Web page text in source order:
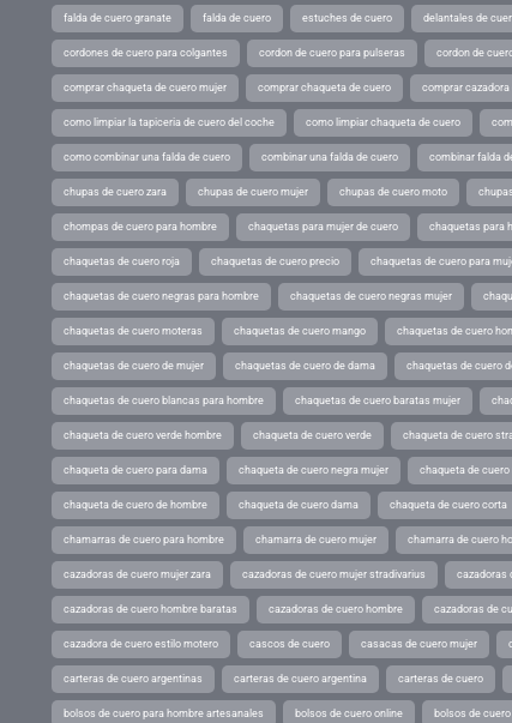
falda de cuero granate falda de cuero estuches de cuero delantales de
cordones de cuero para colgantes cordon de cuero para pulseras cordon de
comprar chaqueta de cuero mujer comprar chaqueta de cuero comprar cazadora
como limpiar la tapiceria de cuero del coche como limpiar chaqueta de cuero
como combinar una falda de cuero combinar una falda de cuero combinar falda
chupas de cuero zara chupas de cuero mujer chupas de cuero moto
chompas de cuero para hombre chaquetas para mujer de cuero chaquetas para
chaquetas de cuero roja chaquetas de cuero precio chaquetas de cuero para
chaquetas de cuero negras para hombre chaquetas de cuero negras mujer
chaquetas de cuero moteras chaquetas de cuero mango chaquetas de cuero
chaquetas de cuero de mujer chaquetas de cuero de dama chaquetas de cuero
chaquetas de cuero blancas para hombre chaquetas de cuero baratas mujer
chaqueta de cuero verde hombre chaqueta de cuero verde chaqueta de cuero
chaqueta de cuero para dama chaqueta de cuero negra mujer chaqueta de cuero
chaqueta de cuero de hombre chaqueta de cuero dama chaqueta de cuero corta
chamarras de cuero para hombre chamarra de cuero mujer chamarra de cuero
cazadoras de cuero mujer zara cazadoras de cuero mujer stradivarius cazadoras
cazadoras de cuero hombre baratas cazadoras de cuero hombre cazadoras de
cazadora de cuero estilo motero cascos de cuero casacas de cuero mujer
carteras de cuero argentinas carteras de cuero argentina carteras de cuero
bolsos de cuero para hombre artesanales bolsos de cuero online bolsos de